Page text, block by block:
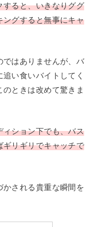
すると、いきなりググ
ングすると無事にキャ
ではありませんが、バ
い食いバイトしてく
ときは改めて驚きま
ィション下でも、バス
ギリギリでキャッチで
される貴重な瞬間を